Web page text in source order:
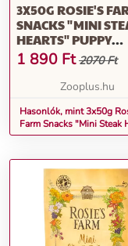
3X50G ROSIE'S
SNACKS "MINI
HEARTS" PUPPY
PULYKA
1 890 Ft 2070 Ft
Zooplus.hu
Hasonlók, mint 3x50g
Farm Snacks "Mini Steak
Puppy pulyka kutyasnack